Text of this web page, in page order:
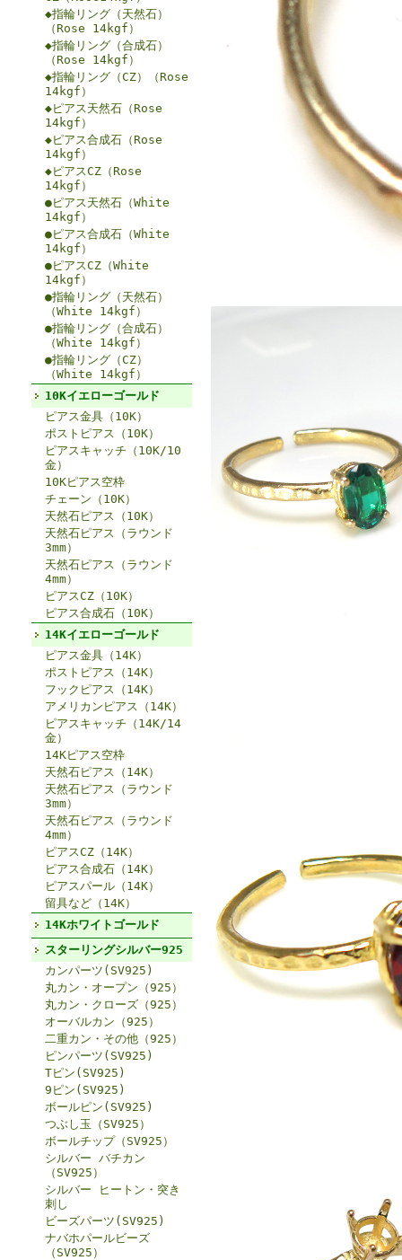
◆指輪リング（天然石）
（Rose 14kgf）
◆指輪リング（合成石）
（Rose 14kgf）
◆指輪リング（CZ）（Rose
14kgf）
◆ピアス天然石（Rose
14kgf）
◆ピアス合成石（Rose
14kgf）
◆ピアスCZ（Rose
14kgf）
●ピアス天然石（White
14kgf）
●ピアス合成石（White
14kgf）
●ピアスCZ（White
14kgf）
●指輪リング（天然石）
（White 14kgf）
●指輪リング（合成石）
（White 14kgf）
●指輪リング（CZ）
（White 14kgf）
10Kイエローゴールド
ピアス金具（10K）
ポストピアス（10K）
ピアスキャッチ（10K/10
金）
10Kピアス空枠
チェーン（10K）
天然石ピアス（10K）
天然石ピアス（ラウンド
3mm）
天然石ピアス（ラウンド
4mm）
ピアスCZ（10K）
ピアス合成石（10K）
14Kイエローゴールド
ピアス金具（14K）
ポストピアス（14K）
フックピアス（14K）
アメリカンピアス（14K）
ピアスキャッチ（14K/14
金）
14Kピアス空枠
天然石ピアス（14K）
天然石ピアス（ラウンド
3mm）
天然石ピアス（ラウンド
4mm）
ピアスCZ（14K）
ピアス合成石（14K）
ピアスパール（14K）
留具など（14K）
14Kホワイトゴールド
スターリングシルバー925
カンパーツ(SV925)
丸カン・オープン（925）
丸カン・クローズ（925）
オーバルカン（925）
二重カン・その他（925）
ピンパーツ(SV925)
Tピン(SV925)
9ピン(SV925)
ボールピン(SV925)
つぶし玉（SV925）
ボールチップ（SV925）
シルバー バチカン
（SV925）
シルバー ヒートン・突き
刺し
ビーズパーツ(SV925)
ナバホパールビーズ
（SV925）